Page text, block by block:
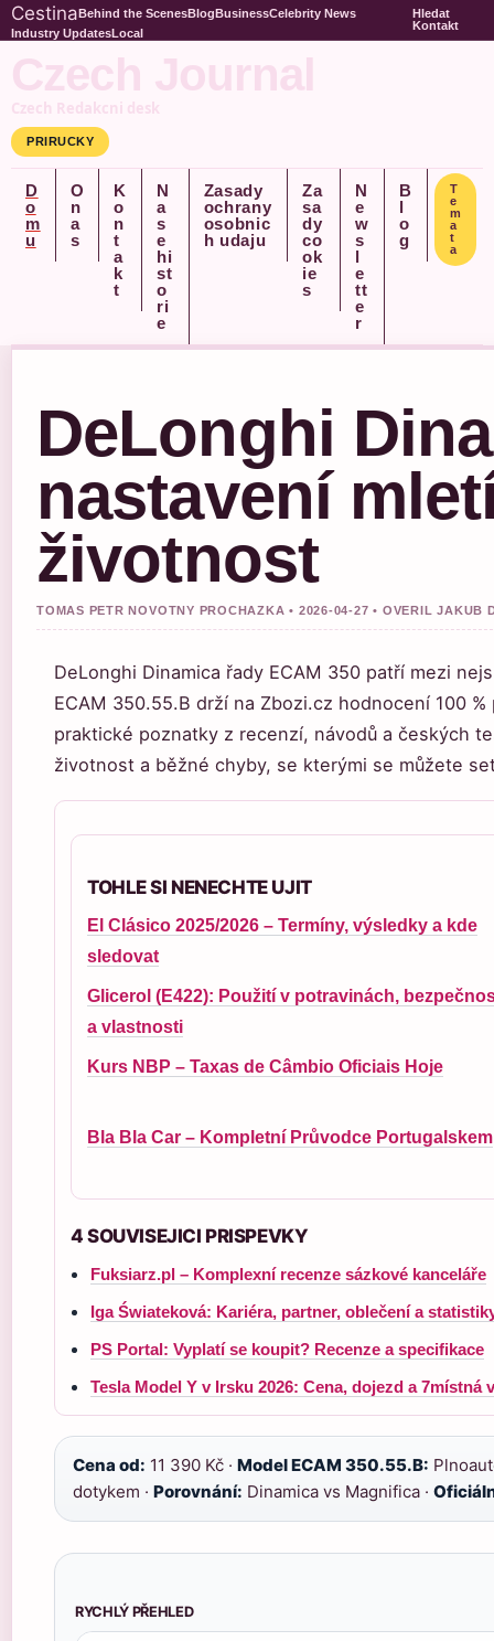
CestinaBehind the ScenesBlogBusinessCelebrity News
Industry UpdatesLocal
Hledat
Kontakt
Czech Journal
Czech Redakcni desk
PRIRUCKY
D
o
m
u
O
n
a
s
K
o
n
t
a
k
t
N
a
s
e
hi
st
o
ri
e
Zasady
ochrany
osobnic
h udaju
Za
sa
dy
co
ok
ie
s
N
e
w
s
l
e
tt
e
r
B
l
o
g
T
e
m
a
t
a
DeLonghi
nastavení
životnost
TOMAS PETR NOVOTNY PROCHAZKA • 2026-04-27 • OVERIL JAKUB
DeLonghi Dinamica řady ECAM 350 patří mezi
ECAM 350.55.B drží na Zbozi.cz hodnocení 100
praktické poznatky z recenzí, návodů a českých
životnost a běžné chyby, se kterými se můžete
TOHLE SI NENECHTE UJIT
El Clásico 2025/2026 – Termíny, výsledky a kde
sledovat
Glicerol (E422): Použití v potravinách,
a vlastnosti
Kurs NBP – Taxas de Câmbio Oficiais Hoje
Bla Bla Car – Kompletní Průvodce Portugalskem
4 SOUVISEJICI PRISPEVKY
Fuksiarz.pl – Komplexní recenze sázkové kanceláře
Iga Świateková: Kariéra, partner, oblečení a
PS Portal: Vyplatí se koupit? Recenze a specifikace
Tesla Model Y v Irsku 2026: Cena, dojezd a 7místná
Cena od: 11 390 Kč · Model ECAM 350.55.B:
dotykem · Porovnání: Dinamica vs Magnifica ·
RYCHLÝ PŘEHLED